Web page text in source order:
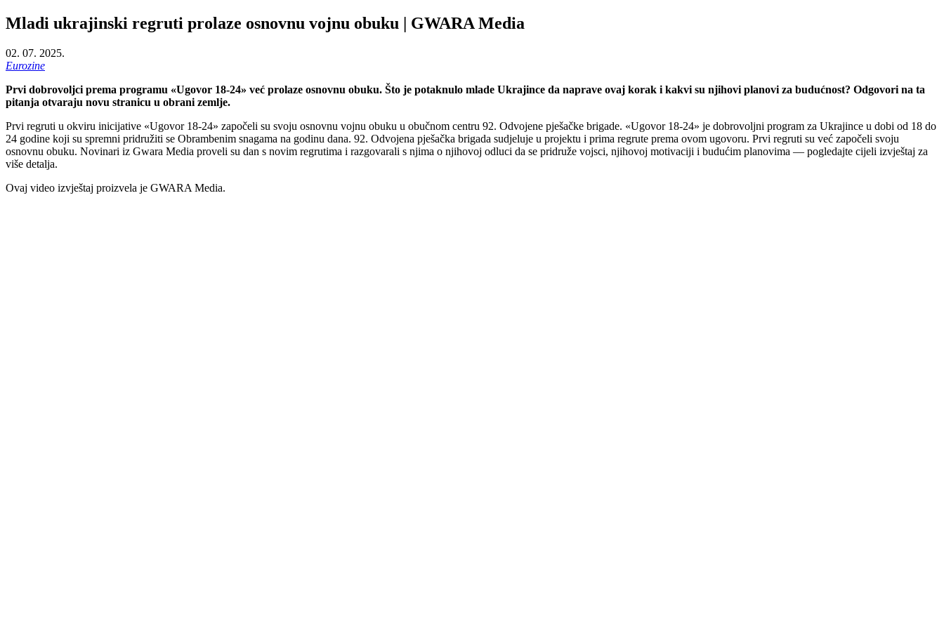
Mladi ukrajinski regruti prolaze osnovnu vojnu obuku | GWARA Media
02. 07. 2025.
Eurozine
Prvi dobrovoljci prema programu «Ugovor 18-24» već prolaze osnovnu obuku. Što je potaknulo mlade Ukrajince da naprave ovaj korak i kakvi su njihovi planovi za budućnost? Odgovori na ta
pitanja otvaraju novu stranicu u obrani zemlje.
Prvi regruti u okviru inicijative «Ugovor 18-24» započeli su svoju osnovnu vojnu obuku u obučnom centru 92. Odvojene pješačke brigade. «Ugovor 18-24» je dobrovoljni program za Ukrajince u dobi od 18 do
24 godine koji su spremni pridružiti se Obrambenim snagama na godinu dana. 92. Odvojena pješačka brigada sudjeluje u projektu i prima regrute prema ovom ugovoru. Prvi regruti su već započeli svoju
osnovnu obuku. Novinari iz Gwara Media proveli su dan s novim regrutima i razgovarali s njima o njihovoj odluci da se pridruže vojsci, njihovoj motivaciji i budućim planovima — pogledajte cijeli izvještaj za
više detalja.
Ovaj video izvještaj proizvela je GWARA Media.